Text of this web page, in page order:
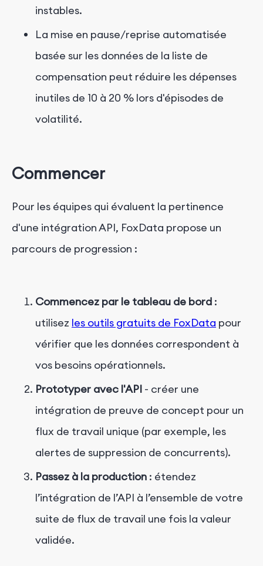
instables.
La mise en pause/reprise automatisée
basée sur les données de la liste de
compensation peut réduire les dépenses
inutiles de 10 à 20 % lors d'épisodes de
volatilité.
Commencer
Pour les équipes qui évaluent la pertinence
d'une intégration API, FoxData propose un
parcours de progression :
Commencez par le tableau de bord :
utilisez les outils gratuits de FoxData pour
vérifier que les données correspondent à
vos besoins opérationnels.
Prototyper avec l'API - créer une
intégration de preuve de concept pour un
flux de travail unique (par exemple, les
alertes de suppression de concurrents).
Passez à la production : étendez
l’intégration de l’API à l’ensemble de votre
suite de flux de travail une fois la valeur
validée.